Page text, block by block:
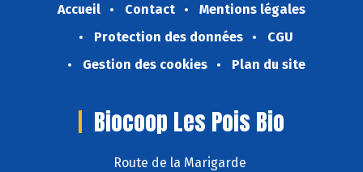
Accueil Contact
Mentions légales
Protection des données
CGU
Gestion des cookies
Plan du site
Biocoop Les Pois Bio
Route de la Marigarde